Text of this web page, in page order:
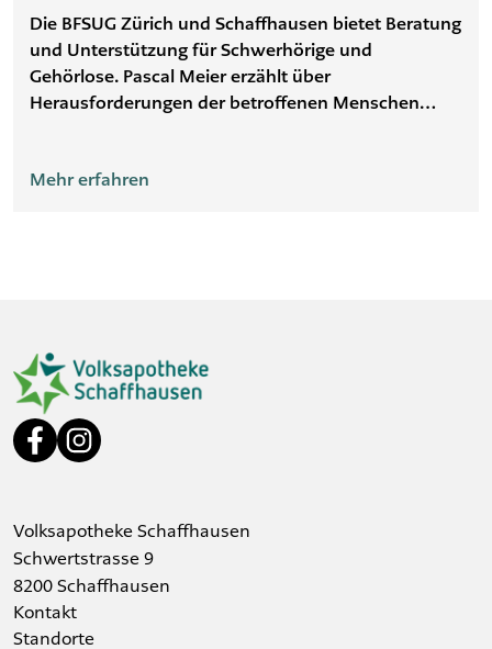
Die BFSUG Zürich und Schaffhausen bietet Beratung
und Unterstützung für Schwerhörige und
Gehörlose. Pascal Meier erzählt über
Herausforderungen der betroffenen Menschen
Mehr erfahren
Volksapotheke Schaffhausen
Schwertstrasse 9
8200 Schaffhausen
Kontakt
Standorte